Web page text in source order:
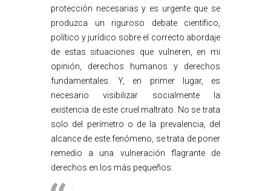
protección necesarias y es urgente que se
produzca un riguroso debate científico,
político y jurídico sobre el correcto abordaje
de estas situaciones que vulneren, en mi
opinión, derechos humanos y derechos
fundamentales. Y, en primer lugar, es
necesario visibilizar socialmente la
existencia de este cruel maltrato. No se trata
solo del perímetro o de la prevalencia, del
alcance de este fenómeno, se trata de poner
remedio a una vulneración flagrante de
derechos en los más pequeños.